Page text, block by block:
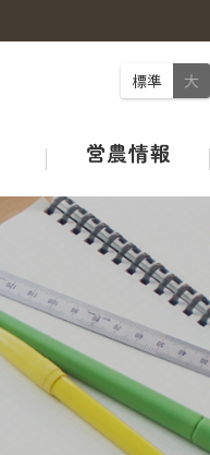
標準 大
事業内容
オフィシャルSNSのご
お米の基礎知識
広島の酒米
特別栽培米ガイドライ
お米の宅配便
ギュギュ～と広島和牛
鶏卵
HACCP取組状況
旬のカレンダー
青果市場カレンダー
店舗情報
みのりみのるプロジェ
土づくり
ＪＡグリーン店舗
中古農機マッチングシ
ＪＡタウン
ＪＡクミアイプロパン